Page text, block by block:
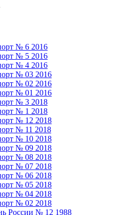
№ 6 2016
№ 5 2016
№ 4 2016
№ 03 2016
№ 02 2016
№ 01 2016
№ 3 2018
№ 1 2018
№ 12 2018
№ 11 2018
№ 10 2018
№ 09 2018
№ 08 2018
№ 07 2018
№ 06 2018
№ 05 2018
№ 04 2018
№ 02 2018
России № 12 1988